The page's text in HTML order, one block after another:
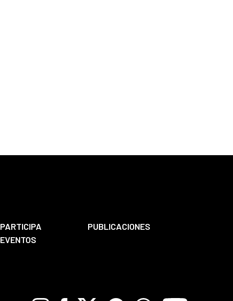
PARTICIPA
PUBLICACIONES
EVENTOS